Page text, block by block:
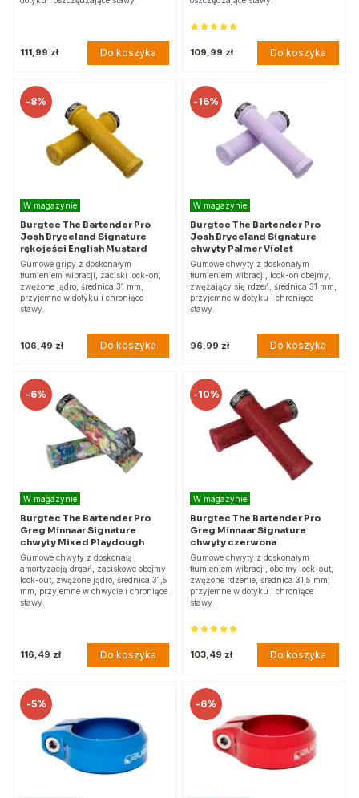
111,99 zł Do koszyka 109,99 zł Do koszyka
-8%
W magazynie
Burgtec The Bartender Pro
Josh Bryceland Signature
rękojeści English Mustard
Gumowe gripy z doskonałym
tłumieniem wibracji, zaciski lock-on,
zwężone jądro, średnica 31 mm,
przyjemne w dotyku i chroniące
stawy.
106,49 zł Do koszyka
-16%
W magazynie
Burgtec The Bartender Pro
Josh Bryceland Signature
chwyty Palmer Violet
Gumowe chwyty z doskonałym
tłumieniem wibracji, lock-on obejmy,
zwężający się rdzeń, średnica 31 mm,
przyjemne w dotyku i chroniące
stawy.
96,99 zł Do koszyka
-6%
W magazynie
Burgtec The Bartender Pro
Greg Minnaar Signature
chwyty Mixed Playdough
Gumowe chwyty z doskonałą
amortyzacją drgań, zaciskowe obejmy
lock-out, zwężone jądro, średnica 31,5
mm, przyjemne w chwycie i chroniące
stawy.
116,49 zł Do koszyka
-10%
W magazynie
Burgtec The Bartender Pro
Greg Minnaar Signature
chwyty czerwona
Gumowe chwyty z doskonałym
tłumieniem wibracji, obejmy lock-out,
zwężone rdzenie, średnica 31,5 mm,
przyjemne w dotyku i chroniące
stawy.
103,49 zł Do koszyka
-5% -6%